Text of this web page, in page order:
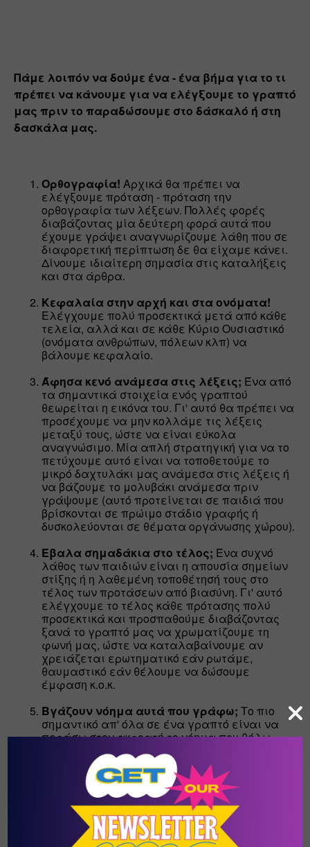
Πάμε λοιπόν να δούμε ένα - ένα βήμα για το τι
πρέπει να κάνουμε για να ελέγξουμε το γραπτό
μας πριν το παραδώσουμε στο δάσκαλό ή στη
δασκάλα μας.
Ορθογραφία! Αρχικά θα πρέπει να
ελέγξουμε πρόταση - πρόταση την
ορθογραφία των λέξεων. Πολλές φορές
διαβάζοντας μία δεύτερη φορά αυτά που
έχουμε γράψει αναγνωρίζουμε λάθη που σε
διαφορετική περίπτωση δε θα είχαμε κάνει.
Δίνουμε ιδιαίτερη σημασία στις καταλήξεις
και στα άρθρα.
Κεφαλαία στην αρχή και στα ονόματα!
Ελέγχουμε πολύ προσεκτικά μετά από κάθε
τελεία, αλλά και σε κάθε Κύριο Ουσιαστικό
(ονόματα ανθρώπων, πόλεων κλπ) να
βάλουμε κεφαλαίο.
Άφησα κενό ανάμεσα στις λέξεις; Ένα από
τα σημαντικά στοιχεία ενός γραπτού
θεωρείται η εικόνα του. Γι' αυτό θα πρέπει να
προσέχουμε να μην κολλάμε τις λέξεις
μεταξύ τους, ώστε να είναι εύκολα
αναγνώσιμο. Μία απλή στρατηγική για να το
πετύχουμε αυτό είναι να τοποθετούμε το
μικρό δαχτυλάκι μας ανάμεσα στις λέξεις ή
να βάζουμε το μολυβάκι ανάμεσα πριν
γράψουμε (αυτό προτείνεται σε παιδιά που
βρίσκονται σε πρώιμο στάδιο γραφής ή
δυσκολεύονται σε θέματα οργάνωσης χώρου).
Έβαλα σημαδάκια στο τέλος; Ένα συχνό
λάθος των παιδιών είναι η απουσία σημείων
στίξης ή η λαθεμένη τοποθέτησή τους στο
τέλος των προτάσεων από βιασύνη. Γι' αυτό
ελέγχουμε το τέλος κάθε πρότασης πολύ
προσεκτικά και προσπαθούμε διαβάζοντας
ξανά το γραπτό μας να χρωματίζουμε τη
φωνή μας, ώστε να καταλαβαίνουμε αν
χρειάζεται ερωτηματικό εάν ρωτάμε,
θαυμαστικό εάν θέλουμε να δώσουμε
έμφαση κ.ο.κ.
Βγάζουν νόημα αυτά που γράφω; Το πιο
σημαντικό απ' όλα σε ένα γραπτό είναι να
περάσω στον ακροατή το νόημα που θέλω.
Μία από τις πιο συχνές δυσκολίες των
παιδιών είναι αυτό που γράφουν να μην
βγάζει νόημα. Μία λύση στο μεγάλο αυτό
πρόβλημα των παιδιών εκτός από τον έλεγχο
(δεύτερη ανάγνωση του γραπτού), είναι να
κάνουν ένα προσχέδιο με τα βασικά στοιχεία
του γραπτού τους, ώστε να έχουν αποφασίσει
απο πριν τί θα ακολουθήσει και να μην